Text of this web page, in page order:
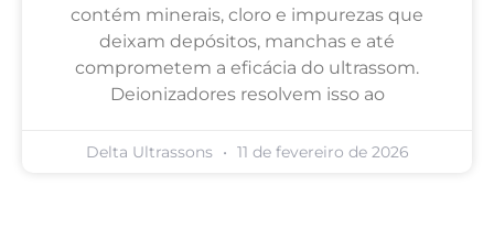
contém minerais, cloro e impurezas que
deixam depósitos, manchas e até
comprometem a eficácia do ultrassom.
Deionizadores resolvem isso ao
Delta Ultrassons 11 de fevereiro de 2026